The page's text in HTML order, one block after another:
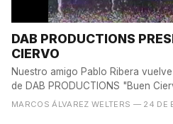
DAB PRODUCTIONS
CIERVO
Nuestro amigo Pablo Ribera
MARCOS ÁLVAREZ WELTERS — 24 DE